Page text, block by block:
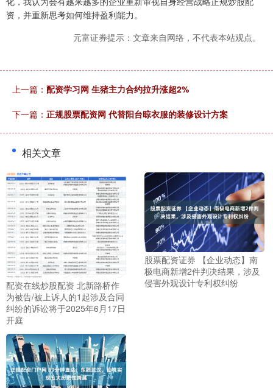
资，并重新思考如何维持盈利能力。
元富证券提示：文章来自网络，不代表本站观点。
上一篇： 配资学习网 生猪主力合约拉升涨超2%
下一篇： 正规股票配资网 代替阳台晾衣服的装修设计方案
相关文章
配资在线炒股配资 北新路桥作
为被告/被上诉人的1起涉及合同
纠纷的诉讼将于2025年6月17日
开庭
股票配资证券 【企业动态】南
极电商新增2件判决结果，涉及
侵害外观设计专利权纠纷